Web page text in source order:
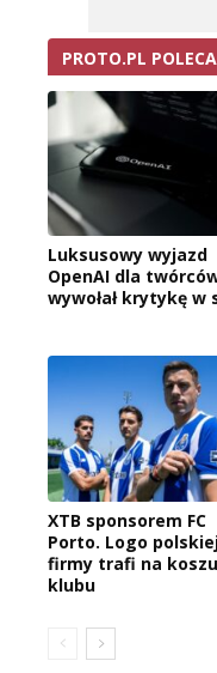
PROTO.PL POLECA
Luksusowy wyjazd
OpenAI dla
wywołał krytykę w
XTB sponsorem FC
Porto. Logo
firmy trafi na
klubu